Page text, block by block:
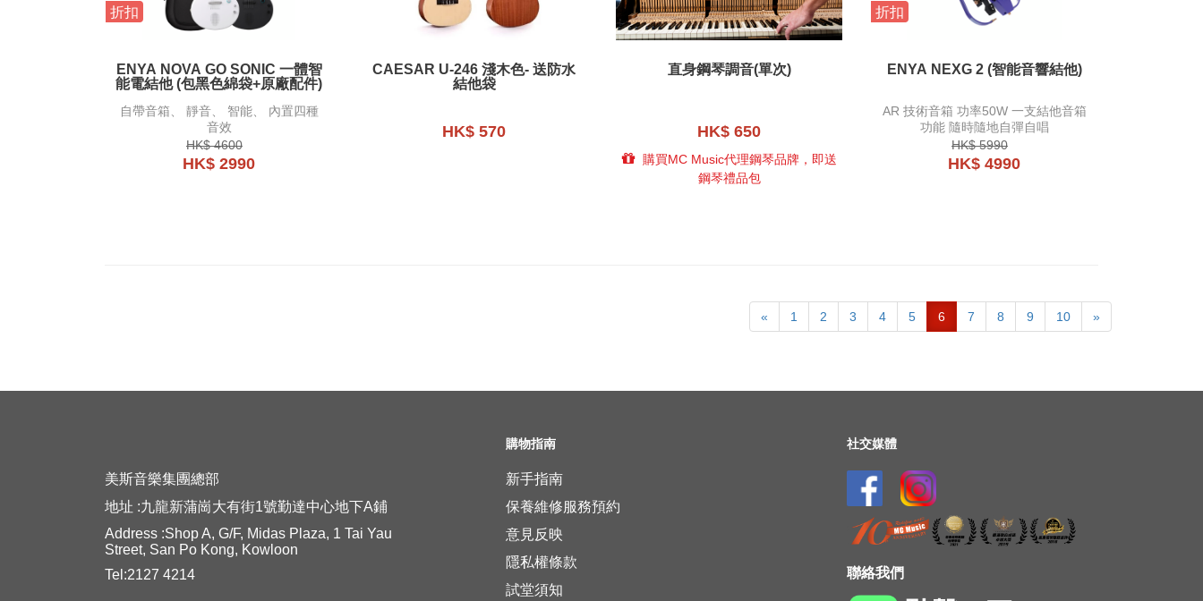
折扣
ENYA NOVA GO SONIC 一體智
能電結他 (包黑色綿袋+原廠配件)
自帶音箱、 靜音、 智能、 內置四種
音效
HK$ 4600
HK$ 2990
CAESAR U-246 淺木色- 送防水
結他袋
HK$ 570
直身鋼琴調音(單次)
HK$ 650
購買MC Music代理鋼琴品牌，即送
鋼琴禮品包
折扣
ENYA NEXG 2 (智能音響結他)
AR 技術音箱 功率50W 一支結他音箱
功能 隨時隨地自彈自唱
HK$ 5990
HK$ 4990
« 1 2 3 4 5 6 7 8 9 10 »
購物指南 社交媒體
美斯音樂集團總部
地址 :九龍新蒲崗大有街1號勤達中心地下A鋪
Address :Shop A, G/F, Midas Plaza, 1 Tai Yau
Street, San Po Kong, Kowloon
Tel:2127 4214
新手指南
保養維修服務預約
意見反映
隱私權條款
試堂須知
聯絡我們